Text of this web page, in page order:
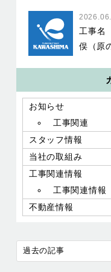
工事
俣（原
お知らせ
工事関連
スタッフ情報
当社の取組み
工事関連情報
工事関連情報
不動産情報
過去の記事